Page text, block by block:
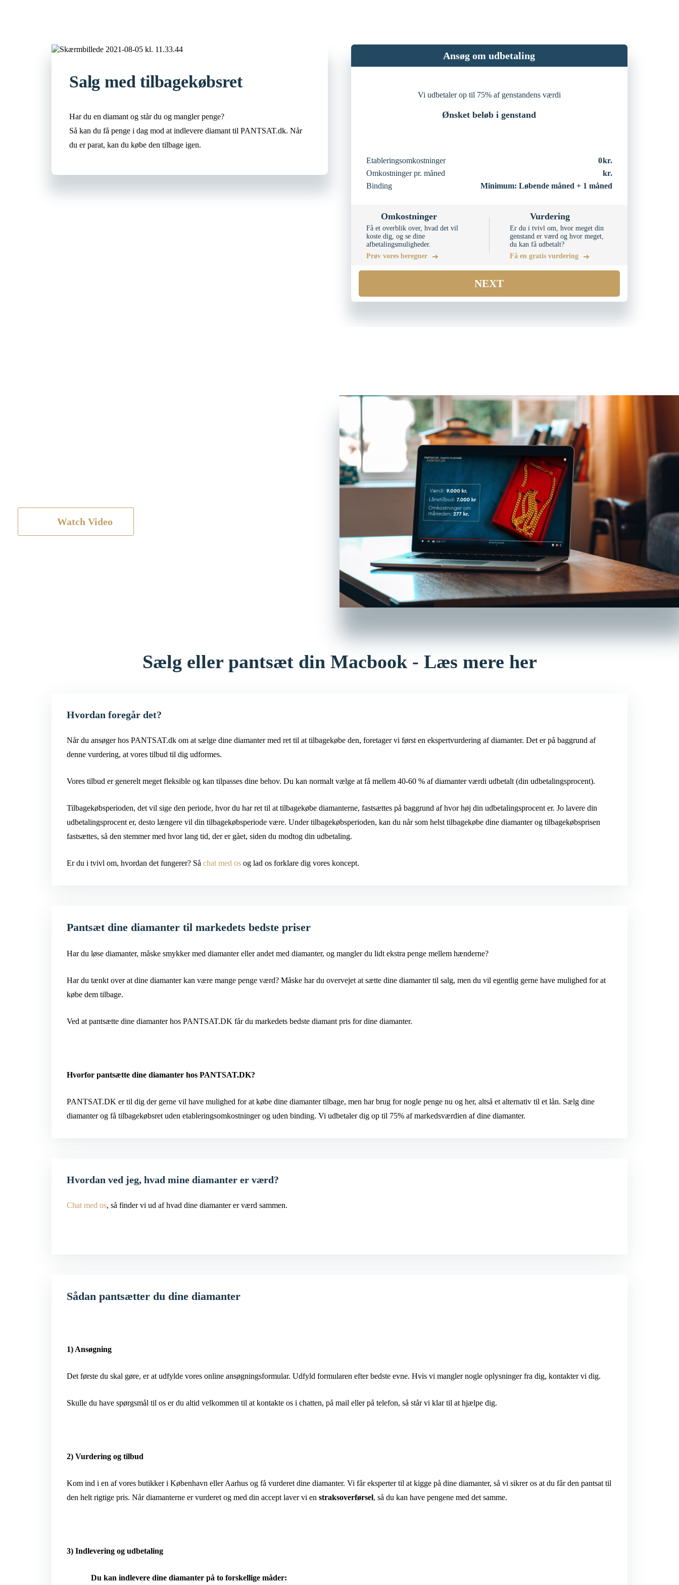
Salg med tilbagekøbsret
Har du en diamant og står du og mangler penge?
Så kan du få penge i dag mod at indlevere diamant til PANTSAT.dk. Når
du er parat, kan du købe den tilbage igen.
Ansøg om udbetaling
Vi udbetaler op til 75% af genstandens værdi
Ønsket beløb i genstand
Etableringsomkostninger
0
Omkostninger pr. måned
Binding
Minimum: Løbende måned + 1 måned
Omkostninger
Få et overblik over, hvad det vil
koste dig, og se dine
afbetalingsmuligheder.
Prøv vores beregner
Vurdering
Er du i tvivl om, hvor meget din
genstand er værd og hvor meget,
du kan få udbetalt?
Få en gratis vurdering
NEXT
Watch Video
Sælg eller pantsæt din Macbook - Læs mere her
Hvordan foregår det?
Når du ansøger hos PANTSAT.dk om at sælge dine diamanter med ret til at tilbagekøbe den, foretager vi først en ekspertvurdering af diamanter. Det er på baggrund af
denne vurdering, at vores tilbud til dig udformes.
Vores tilbud er generelt meget fleksible og kan tilpasses dine behov. Du kan normalt vælge at få mellem 40-60 % af diamanter værdi udbetalt (din udbetalingsprocent).
Tilbagekøbsperioden, det vil sige den periode, hvor du har ret til at tilbagekøbe diamanterne, fastsættes på baggrund af hvor høj din udbetalingsprocent er. Jo lavere din
udbetalingsprocent er, desto længere vil din tilbagekøbsperiode være. Under tilbagekøbsperioden, kan du når som helst tilbagekøbe dine diamanter og tilbagekøbsprisen
fastsættes, så den stemmer med hvor lang tid, der er gået, siden du modtog din udbetaling.
Er du i tvivl om, hvordan det fungerer? Så chat med os og lad os forklare dig vores koncept.
Pantsæt dine diamanter til markedets bedste priser
Har du løse diamanter, måske smykker med diamanter eller andet med diamanter, og mangler du lidt ekstra penge mellem hænderne?
Har du tænkt over at dine diamanter kan være mange penge værd? Måske har du overvejet at sætte dine diamanter til salg, men du vil egentlig gerne have mulighed for at
købe dem tilbage.
Ved at pantsætte dine diamanter hos PANTSAT.DK får du markedets bedste diamant pris for dine diamanter.
Hvorfor pantsætte dine diamanter hos PANTSAT.DK?
PANTSAT.DK er til dig der gerne vil have mulighed for at købe dine diamanter tilbage, men har brug for nogle penge nu og her, altså et alternativ til et lån. Sælg dine
diamanter og få tilbagekøbsret uden etableringsomkostninger og uden binding. Vi udbetaler dig op til 75% af markedsværdien af dine diamanter.
Hvordan ved jeg, hvad mine diamanter er værd?
Chat med os, så finder vi ud af hvad dine diamanter er værd sammen.
Sådan pantsætter du dine diamanter
1) Ansøgning
Det første du skal gøre, er at udfylde vores online ansøgningsformular. Udfyld formularen efter bedste evne. Hvis vi mangler nogle oplysninger fra dig, kontakter vi dig.
Skulle du have spørgsmål til os er du altid velkommen til at kontakte os i chatten, på mail eller på telefon, så står vi klar til at hjælpe dig.
2) Vurdering og tilbud
Kom ind i en af vores butikker i København eller Aarhus og få vurderet dine diamanter. Vi får eksperter til at kigge på dine diamanter, så vi sikrer os at du får den pantsat til
den helt rigtige pris. Når diamanterne er vurderet og med din accept laver vi en straksoverførsel, så du kan have pengene med det samme.
3) Indlevering og udbetaling
Du kan indlevere dine diamanter på to forskellige måder: